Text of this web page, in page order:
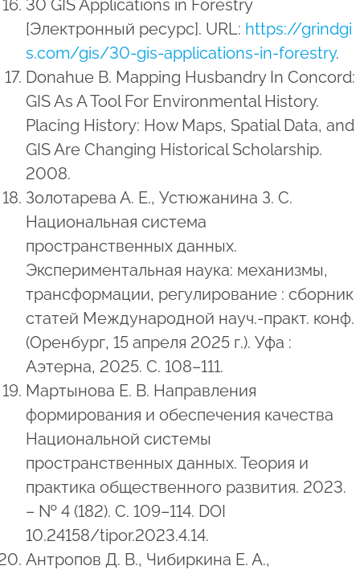
30 GIS Applications in Forestry
[Электронный ресурс]. URL: https://grindgi
s.com/gis/30-gis-applications-in-forestry.
Donahue B. Mapping Husbandry In Concord:
GIS As A Tool For Environmental History.
Placing History: How Maps, Spatial Data, and
GIS Are Changing Historical Scholarship.
2008.
Золотарева А. Е., Устюжанина З. С.
Национальная система
пространственных данных.
Экспериментальная наука: механизмы,
трансформации, регулирование : сборник
статей Международной науч.-практ. конф.
(Оренбург, 15 апреля 2025 г.). Уфа :
Аэтерна, 2025. С. 108–111.
Мартынова Е. В. Направления
формирования и обеспечения качества
Национальной системы
пространственных данных. Теория и
практика общественного развития. 2023.
– № 4 (182). С. 109–114. DOI
10.24158/tipor.2023.4.14.
Антропов Д. В., Чибиркина Е. А.,